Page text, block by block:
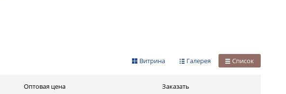
Список
Галерея
Витрина
Оптовая цена Заказать